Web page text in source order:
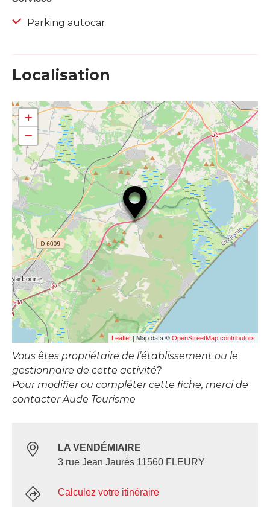
Parking autocar
Localisation
+
−
Leaflet | Map data © OpenStreetMap contributors
Vous êtes propriétaire de l’établissement ou le
gestionnaire de cette activité?
Pour modifier ou compléter cette fiche, merci de
contacter Aude Tourisme
LA VENDÉMIAIRE
3 rue Jean Jaurès 11560 FLEURY
Calculez votre itinéraire